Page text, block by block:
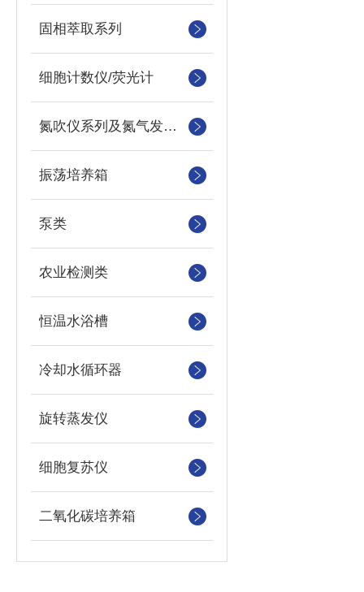
固相萃取系列
细胞计数仪/荧光计
氮吹仪系列及氮气发生器
振荡培养箱
泵类
农业检测类
恒温水浴槽
冷却水循环器
旋转蒸发仪
细胞复苏仪
二氧化碳培养箱